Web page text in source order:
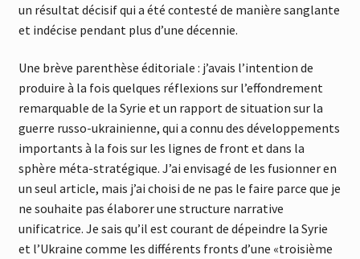
un résultat décisif qui a été contesté de manière sanglante
et indécise pendant plus d’une décennie.
Une brève parenthèse éditoriale : j’avais l’intention de
produire à la fois quelques réflexions sur l’effondrement
remarquable de la Syrie et un rapport de situation sur la
guerre russo-ukrainienne, qui a connu des développements
importants à la fois sur les lignes de front et dans la
sphère méta-stratégique. J’ai envisagé de les fusionner en
un seul article, mais j’ai choisi de ne pas le faire parce que je
ne souhaite pas élaborer une structure narrative
unificatrice. Je sais qu’il est courant de dépeindre la Syrie
et l’Ukraine comme les différents fronts d’une «troisième